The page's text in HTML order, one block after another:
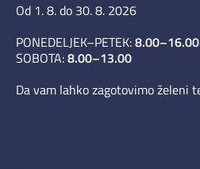
Od 1. 8. do 30. 8. 2026
PONEDELJEK–PETEK:8.00–16.00
SOBOTA:8.00–13.00
Da vam lahko zagotovimo želeni